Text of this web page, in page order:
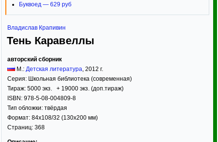
Буквоед — 629 руб
Владислав Крапивин
Тень Каравеллы
авторский сборник
М.: Детская литература, 2012 г.
Серия: Школьная библиотека (современная)
Тираж: 5000 экз. + 19000 экз. (доп.тираж)
ISBN: 978-5-08-004809-8
Тип обложки: твёрдая
Формат: 84x108/32 (130x200 мм)
Страниц: 368